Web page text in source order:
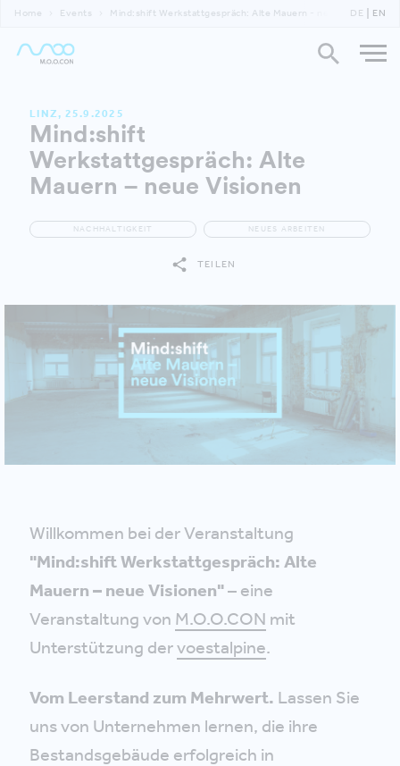
Home Events Mind:shift Werkstattgespräch: Alte Mauern - neue Visionen
DE EN
LINZ, 25.9.2025
Mind:shift
Werkstattgespräch: Alte
Mauern – neue Visionen
NACHHALTIGKEIT NEUES ARBEITEN
TEILEN
Willkommen bei der Veranstaltung
"Mind:shift Werkstattgespräch: Alte
Mauern – neue Visionen"– eine
Veranstaltung von M.O.O.CON mit
Unterstützung dervoestalpine.
Vom Leerstand zum Mehrwert. Lassen Sie
uns von Unternehmen lernen, die ihre
Bestandsgebäude erfolgreich in